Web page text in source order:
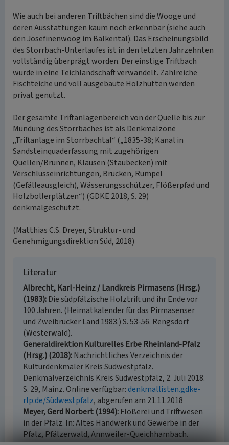
Wie auch bei anderen Triftbächen sind die Wooge und
deren Ausstattungen kaum noch erkennbar (siehe auch
den Josefinenwoog im Balkental). Das Erscheinungsbild
des Storrbach-Unterlaufes ist in den letzten Jahrzehnten
vollständig überprägt worden. Der einstige Triftbach
wurde in eine Teichlandschaft verwandelt. Zahlreiche
Fischteiche und voll ausgebaute Holzhütten werden
privat genutzt.
Der gesamte Triftanlagenbereich von der Quelle bis zur
Mündung des Storrbaches ist als Denkmalzone
„Triftanlage im Storrbachtal“ („1835-38; Kanal in
Sandsteinquaderfassung mit zugehörigen
Quellen/Brunnen, Klausen (Staubecken) mit
Verschlusseinrichtungen, Brücken, Rumpel
(Gefälleausgleich), Wässerungsschützer, Flößerpfad und
Holzbollerplätzen“) (GDKE 2018, S. 29)
denkmalgeschützt.
(Matthias C.S. Dreyer, Struktur- und
Genehmigungsdirektion Süd, 2018)
Literatur
Albrecht, Karl-Heinz / Landkreis Pirmasens (Hrsg.)
(1983) Die südpfälzische Holztrift und ihr Ende vor
100 Jahren. (Heimatkalender für das Pirmasenser
und Zweibrücker Land 1983.) S. 53-56. Rengsdorf
(Westerwald).
Generaldirektion Kulturelles Erbe Rheinland-Pfalz
(Hrsg.) (2018) Nachrichtliches Verzeichnis der
Kulturdenkmäler Kreis Südwestpfalz.
Denkmalverzeichnis Kreis Südwestpfalz, 2. Juli 2018.
S. 29, Mainz. Online verfügbar:denkmallisten.gdke-
rlp.de/Südwestpfalz, abgerufen am 21.11.2018
Meyer, Gerd Norbert (1994) Flößerei und Triftwesen
in der Pfalz. In: Altes Handwerk und Gewerbe in der
Pfalz, Pfälzerwald, Annweiler-Queichhambach.